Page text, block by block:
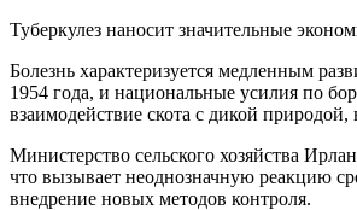
Туберкулез наносит значительные
Болезнь характеризуется медленным
1954 года, и национальные усилия по
взаимодействие скота с дикой
Министерство сельского хозяйства
что вызывает неоднозначную реакцию
внедрение новых методов контроля.